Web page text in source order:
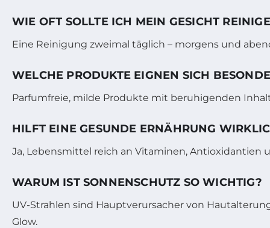
WIE OFT SOLLTE ICH MEIN GESICHT
Eine Reinigung zweimal täglich – morgens und
WELCHE PRODUKTE EIGNEN SICH
Parfumfreie, milde Produkte mit beruhigenden
HILFT EINE GESUNDE ERNÄHRUNG
Ja, Lebensmittel reich an Vitaminen,
WARUM IST SONNENSCHUTZ SO WICHTIG?
UV-Strahlen sind Hauptverursacher von
Glow.